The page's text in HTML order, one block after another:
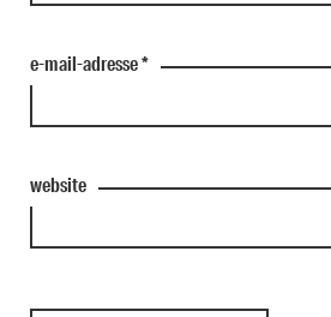
e-mail-adresse*
website